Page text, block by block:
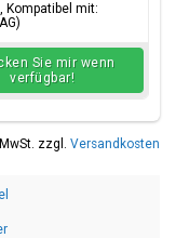
Kompatibel mit:
Sie mir wenn
verfügbar!
zzgl. Versandkosten